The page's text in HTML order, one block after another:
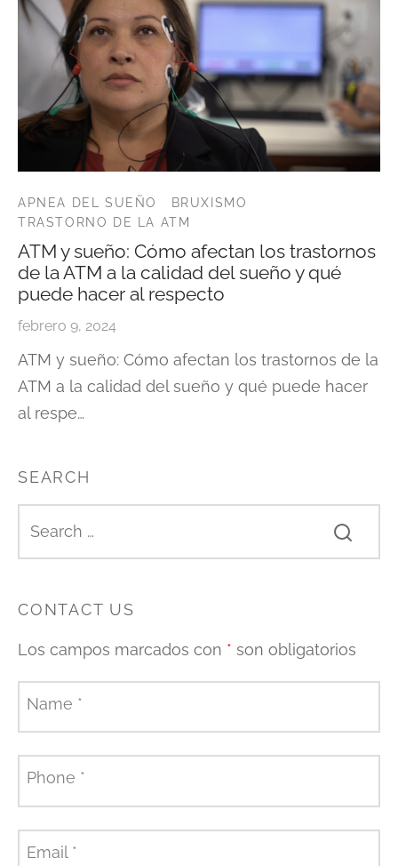
APNEA DEL SUEÑO
BRUXISMO
TRASTORNO DE LA ATM
ATM y sueño: Cómo afectan los trastornos
de la ATM a la calidad del sueño y qué
puede hacer al respecto
febrero 9, 2024
ATM y sueño: Cómo afectan los trastornos de la
ATM a la calidad del sueño y qué puede hacer
al respe…
SEARCH
CONTACT US
Los campos marcados con * son obligatorios
Name *
Phone *
Email *